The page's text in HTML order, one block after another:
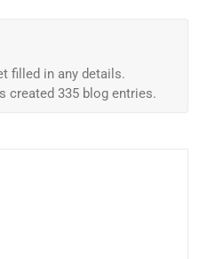
filled in any details.
created 335 blog entries.